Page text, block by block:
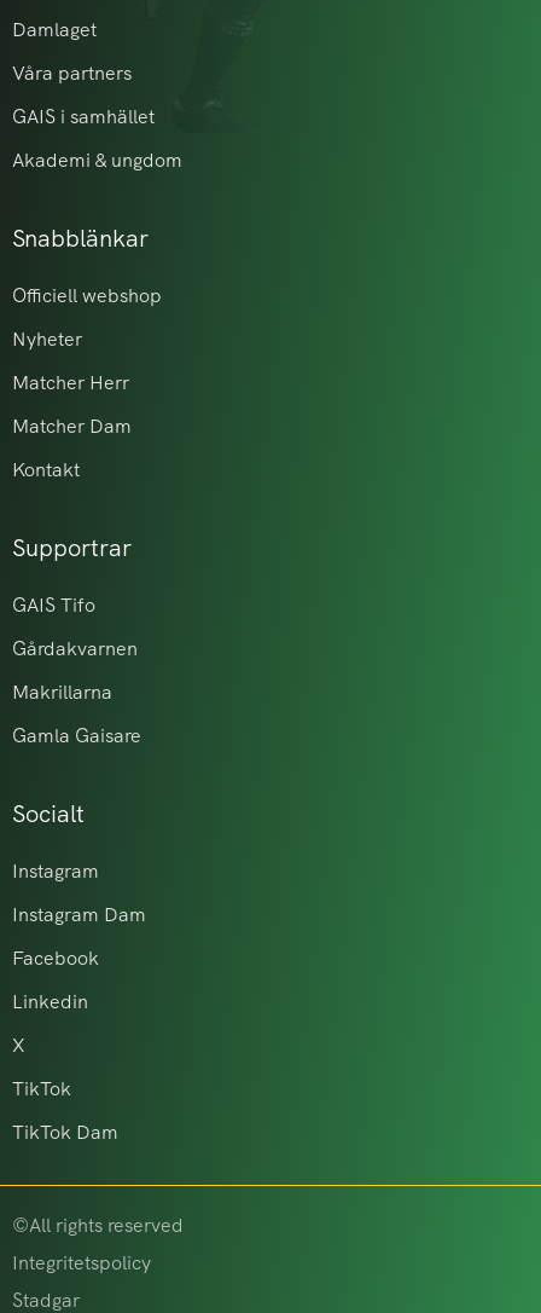
Damlaget
Våra partners
GAIS i samhället
Akademi & ungdom
Snabblänkar
Officiell webshop
Nyheter
Matcher Herr
Matcher Dam
Kontakt
Supportrar
GAIS Tifo
Gårdakvarnen
Makrillarna
Gamla Gaisare
Socialt
Instagram
Instagram Dam
Facebook
Linkedin
X
TikTok
TikTok Dam
©All rights reserved
Integritetspolicy
Stadgar